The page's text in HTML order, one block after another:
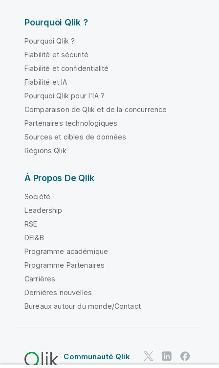
Pourquoi Qlik ?
Pourquoi Qlik ?
Fiabilité et sécurité
Fiabilité et confidentialité
Fiabilité et IA
Pourquoi Qlik pour l'IA ?
Comparaison de Qlik et de la concurrence
Partenaires technologiques
Sources et cibles de données
Régions Qlik
À Propos De Qlik
Société
Leadership
RSE
DEI&B
Programme académique
Programme Partenaires
Carrières
Dernières nouvelles
Bureaux autour du monde/Contact
Communauté Qlik